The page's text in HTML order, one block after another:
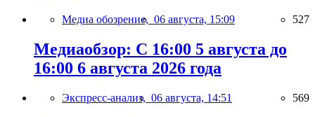
Медиа обозрение, 06 августа, 15:09 527
Медиаобзор: С 16:00 5 августа до
16:00 6 августа 2026 года
Экспресс-анализ, 06 августа, 14:51 569